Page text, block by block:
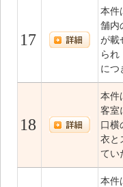
17
本件
舗内
が載
られ
につ
18
本件
客室
口横
衣と
てい
本件